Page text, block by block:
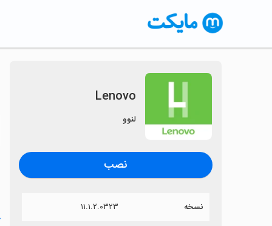
Lenovo
لنوو
نصب
نسخه ۱۱.۱.۲.۰۳۲۳